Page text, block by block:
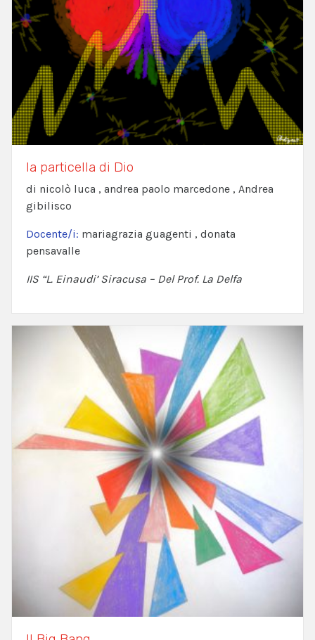
la particella di Dio
di nicolò luca , andrea paolo marcedone , Andrea
gibilisco
Docente/i: mariagrazia guagenti , donata
pensavalle
IIS “L. Einaudi’ Siracusa – Del Prof. La Delfa